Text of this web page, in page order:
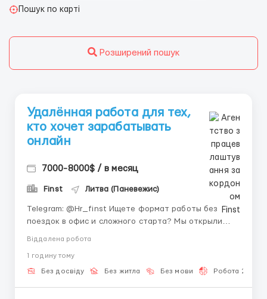
Пошук по карті
Розширений пошук
Удалённая работа для тех,
кто хочет зарабатывать
онлайн
7000-8000$ / в месяц
Finst Литва (Паневежис)
Telegram: @Hr_finst Ищете формат работы без
поездок в офис и сложного старта? Мы открыли
набор в онлайн-команду для активных людей,
Мы развиваем digital-проекты и постоянно
расширяем команду специалистов. 🚀💸 Для нас
Віддалена робота
1 годину тому
Без досвіду Без житла Без мови Робота 2-3